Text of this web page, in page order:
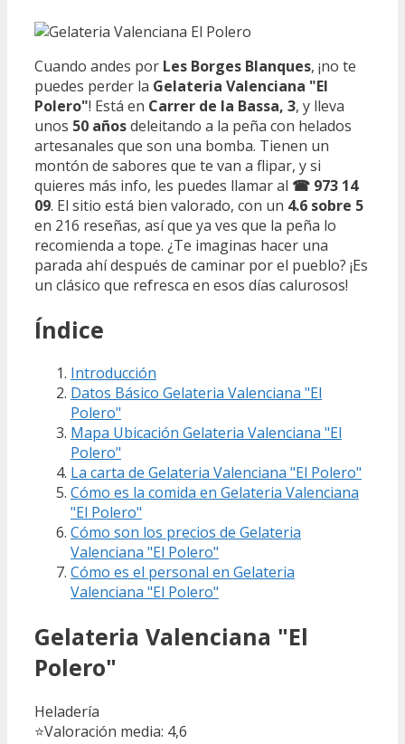
Cuando andes por Les Borges Blanques, ¡no te
puedes perder la Gelateria Valenciana "El
Polero"! Está en Carrer de la Bassa, 3, y lleva
unos 50 añosdeleitando a la peña con helados
artesanales que son una bomba. Tienen un
montón de sabores que te van a flipar, y si
quieres más info, les puedes llamar al ☎ 973 14
09. El sitio está bien valorado, con un 4.6 sobre 5
en 216 reseñas, así que ya ves que la peña lo
recomienda a tope. ¿Te imaginas hacer una
parada ahí después de caminar por el pueblo? ¡Es
un clásico que refresca en esos días calurosos!
Índice
Introducción
Datos Básico Gelateria Valenciana "El
Polero"
Mapa Ubicación Gelateria Valenciana "El
Polero"
La carta de Gelateria Valenciana "El Polero"
Cómo es la comida en Gelateria Valenciana
"El Polero"
Cómo son los precios de Gelateria
Valenciana "El Polero"
Cómo es el personal en Gelateria
Valenciana "El Polero"
Gelateria Valenciana "El
Polero"
Heladería
⭐Valoración media: 4,6